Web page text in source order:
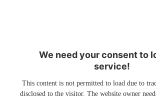
We need your consent to
service!
This content is not permitted to load due to
disclosed to the visitor. The website owner